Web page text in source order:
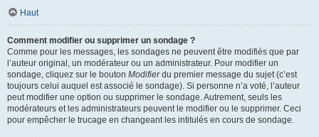
Haut
Comment modifier ou supprimer un sondage ?
Comme pour les messages, les sondages ne peuvent être modifiés que par
l’auteur original, un modérateur ou un administrateur. Pour modifier un
sondage, cliquez sur le bouton Modifierdu premier message du sujet (c’est
toujours celui auquel est associé le sondage). Si personne n’a voté, l’auteur
peut modifier une option ou supprimer le sondage. Autrement, seuls les
modérateurs et les administrateurs peuvent le modifier ou le supprimer. Ceci
pour empêcher le trucage en changeant les intitulés en cours de sondage.